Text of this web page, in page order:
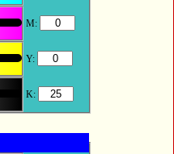
M:
Y:
K: